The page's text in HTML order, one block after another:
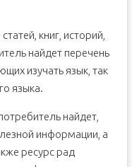
книг, историй,
найдет перечень
изучать язык, так
языка.
найдет,
информации, а
ресурс рад